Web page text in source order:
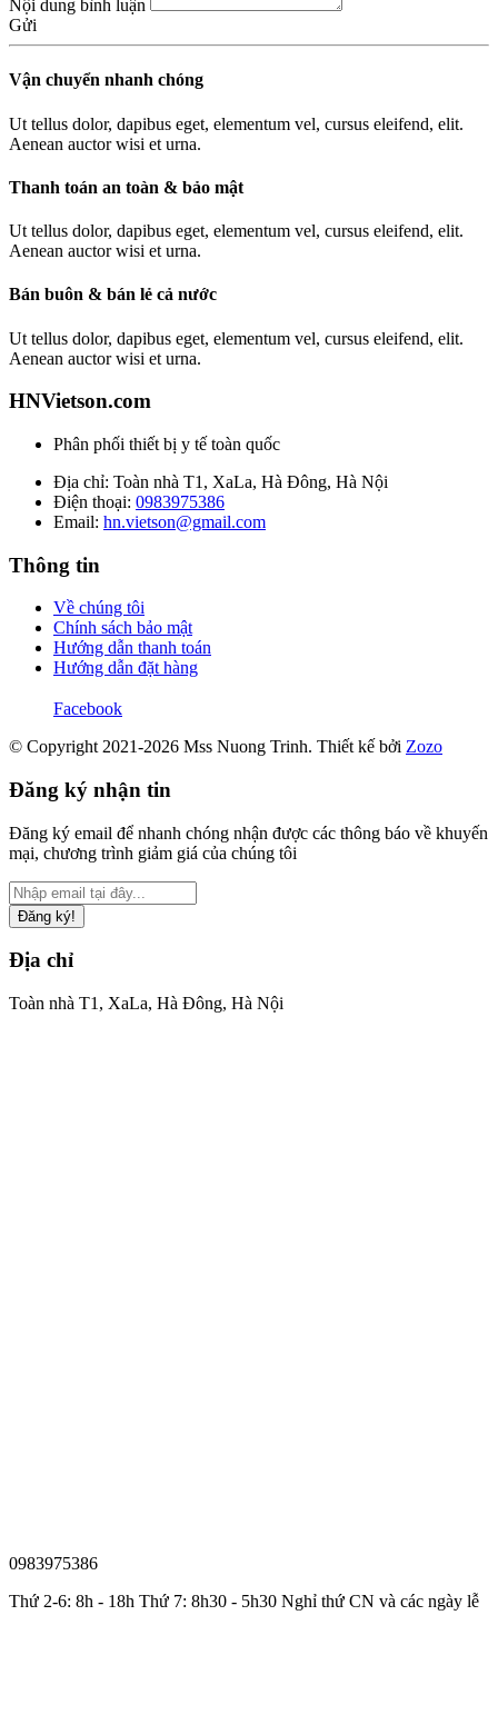
Nội dung bình luận
Gửi
Vận chuyển nhanh chóng
Ut tellus dolor, dapibus eget, elementum vel, cursus eleifend, elit.
Aenean auctor wisi et urna.
Thanh toán an toàn & bảo mật
Ut tellus dolor, dapibus eget, elementum vel, cursus eleifend, elit.
Aenean auctor wisi et urna.
Bán buôn & bán lẻ cả nước
Ut tellus dolor, dapibus eget, elementum vel, cursus eleifend, elit.
Aenean auctor wisi et urna.
HNVietson.com
Phân phối thiết bị y tế toàn quốc
Địa chỉ: Toàn nhà T1, XaLa, Hà Đông, Hà Nội
Điện thoại: 0983975386
Email: hn.vietson@gmail.com
Thông tin
Về chúng tôi
Chính sách bảo mật
Hướng dẫn thanh toán
Hướng dẫn đặt hàng
Facebook
© Copyright 2021-2026 Mss Nuong Trinh. Thiết kế bởi Zozo
Đăng ký nhận tin
Đăng ký email để nhanh chóng nhận được các thông báo về khuyến
mại, chương trình giảm giá của chúng tôi
Đăng ký!
Địa chỉ
Toàn nhà T1, XaLa, Hà Đông, Hà Nội
0983975386
Thứ 2-6: 8h - 18h Thứ 7: 8h30 - 5h30 Nghỉ thứ CN và các ngày lễ